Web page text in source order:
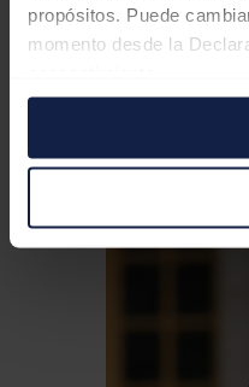
propósitos. Puede
momento desde la
Si lo permite, también
Recopilar
puede tener una
Identificar su
características
Obtenga más
personales y establezca
Puede cambiar o retirar
EEUU ve
Redacción04/08/2026